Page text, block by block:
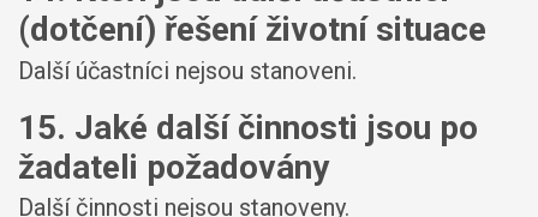
(dotčení) řešení životní situace
Další účastníci nejsou stanoveni.
15. Jaké další činnosti jsou po
žadateli požadovány
Další činnosti nejsou stanoveny.